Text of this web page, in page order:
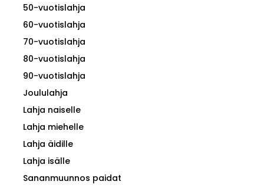
50-vuotislahja
60-vuotislahja
70-vuotislahja
80-vuotislahja
90-vuotislahja
Joululahja
Lahja naiselle
Lahja miehelle
Lahja äidille
Lahja isälle
Sananmuunnos paidat